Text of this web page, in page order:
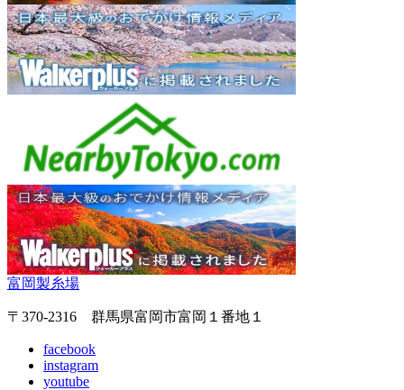
富岡製糸場
〒370-2316 群馬県富岡市富岡１番地１
facebook
instagram
youtube